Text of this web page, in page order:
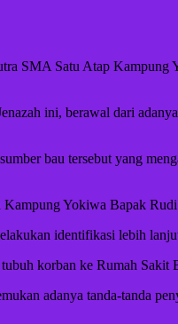
SMA Satu Atap
ini, berawal dari
bau tersebut yang
Yokiwa Bapak
identifikasi lebih
korban ke Rumah
adanya tanda-tanda